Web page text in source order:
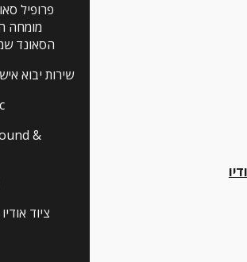
פרופיל
מומחה
הסאונד
שירות יבוא
ציוד